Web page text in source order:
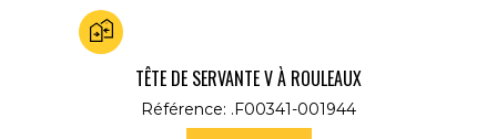
Ajouter au comparateurTÊTE DE SERVANTE V À ROULEAUX
Référence: .F00341-001944